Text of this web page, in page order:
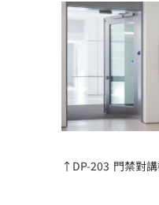
↑DP-203 門禁對